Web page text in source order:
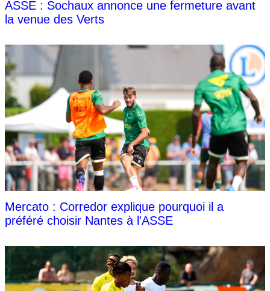
ASSE : Sochaux annonce une fermeture avant
la venue des Verts
Mercato : Corredor explique pourquoi il a
préféré choisir Nantes à l'ASSE